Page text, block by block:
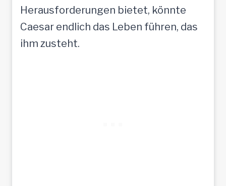
Herausforderungen bietet, könnte
Caesar endlich das Leben führen, das
ihm zusteht.